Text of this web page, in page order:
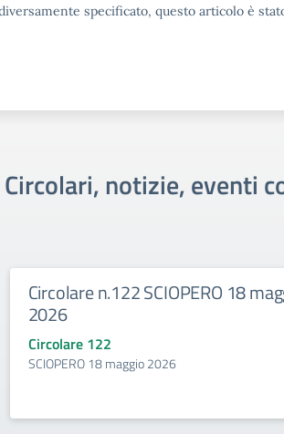
specificato, questo articolo è
Circolari, notizie, eventi
Circolare n.122 SCIOPERO 18
2026
Circolare 122
SCIOPERO 18 maggio 2026